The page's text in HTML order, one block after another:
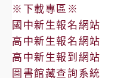
※下載專區※
國中新生報名網站
高中新生報名網站
高中新生報到網站
圖書館藏查詢系統